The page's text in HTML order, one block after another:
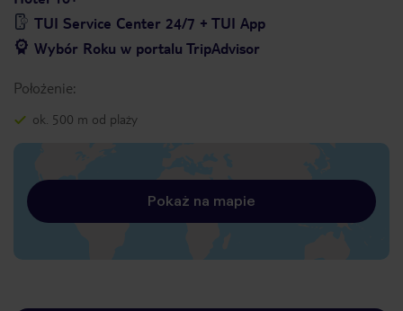
TUI Service Center 24/7 + TUI App
Wybór Roku w portalu TripAdvisor
Położenie:
ok. 500 m od plaży
Pokaż na mapie